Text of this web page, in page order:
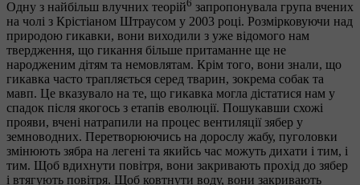
Одну з найбільш влучних теорій6 запропонувала група вчених
на чолі з Крістіаном Штраусом у 2003 році. Розмірковуючи над
природою гикавки, вони виходили з уже відомого нам
твердження, що гикання більше притаманне ще не
народженим дітям та немовлятам. Крім того, вони знали, що
гикавка часто трапляється серед тварин, зокрема собак та
мавп. Це вказувало на те, що гикавка могла дістатися нам у
спадок після якогось з етапів еволюції. Пошукавши схожі
прояви, вчені натрапили на процес вентиляції зябер у
земноводних. Перетворюючись на дорослу жабу, пуголовки
змінюють зябра на легені та якийсь час можуть дихати і тим, і
тим. Щоб вдихнути повітря, вони закривають прохід до зябер
і втягують повітря. Щоб ковтнути воду, вони закривають